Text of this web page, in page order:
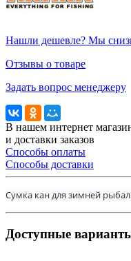
Нашли дешевле? Мы
Отзывы о товаре
Задать вопрос менеджеру
В нашем интернет
и доставки заказов
Способы оплаты
Способы доставки
Сумка кан для зимней
Доступные